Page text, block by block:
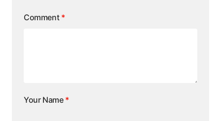
Comment *
Your Name *